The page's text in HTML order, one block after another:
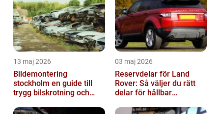
13 maj 2026
Bildemontering
stockholm en guide till
trygg bilskrotning och
03 maj 2026
Reservdelar för Land
Rover: Så väljer du rätt
delar för hållbar